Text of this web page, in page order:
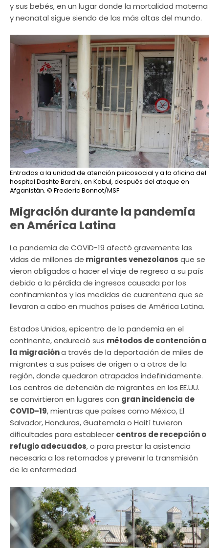
y sus bebés, en un lugar donde la mortalidad materna
y neonatal sigue siendo de las más altas del mundo.
Entradas a la unidad de atención psicosocial y a la oficina del
hospital Dashte Barchi, en Kabul, después del ataque en
Afganistán. © Frederic Bonnot/MSF
Migración durante la pandemia
en América Latina
La pandemia de COVID-19 afectó gravemente las
vidas de millones de migrantes venezolanos que se
vieron obligados a hacer el viaje de regreso a su país
debido a la pérdida de ingresos causada por los
confinamientos y las medidas de cuarentena que se
llevaron a cabo en muchos países de América Latina.
Estados Unidos, epicentro de la pandemia en el
continente, endureció sus métodos de contención a
la migracióna través de la deportación de miles de
migrantes a sus países de origen o a otros de la
región, donde quedaron atrapados indefinidamente.
Los centros de detención de migrantes en los EE.UU.
se convirtieron en lugares con gran incidencia de
COVID-19, mientras que países como México, El
Salvador, Honduras, Guatemala o Haití tuvieron
dificultades para establecer centros de recepción o
refugio adecuados, o para prestar la asistencia
necesaria a los retornados y prevenir la transmisión
de la enfermedad.